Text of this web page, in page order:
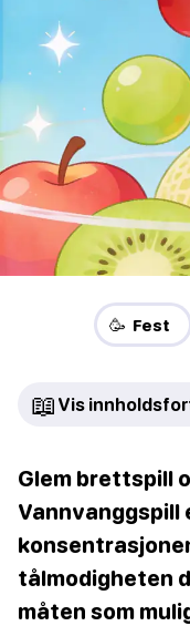
🥳 Fest
📖 Vis
Glem brettspill
Vannvanggspill
tålmodigheten
måten som